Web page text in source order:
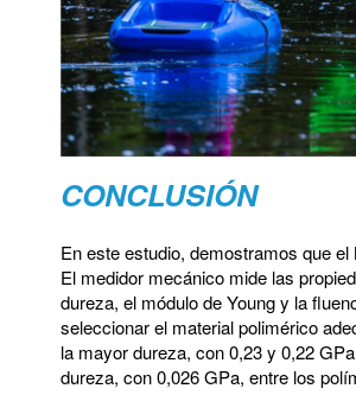
CONCLUSIÓN
En este estudio, demostramos que
El medidor mecánico mide las
dureza, el módulo de Young y la
seleccionar el material polimérico
la mayor dureza, con 0,23 y 0,22
dureza, con 0,026 GPa, entre los